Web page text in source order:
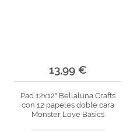
13,99 €
Pad 12x12" Bellaluna Crafts
con 12 papeles doble cara
Monster Love Basics